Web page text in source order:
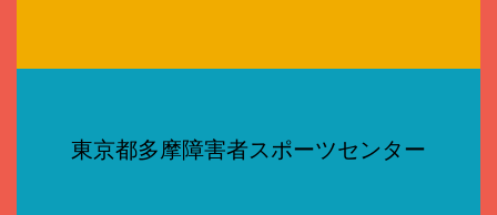
東京都多摩障害者スポーツセンター